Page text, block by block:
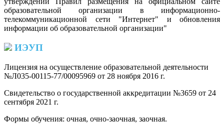
образовательной организации в информационно-
телекоммуникационной сети "Интернет" и обновления
информации об образовательной организации"
ИЭУП
Лицензия на осуществление образовательной деятельности
№Л035-00115-77/00095969 от 28 ноября 2016 г.
Свидетельство о государственной аккредитации №3659 от 24
сентября 2021 г.
Формы обучения: очная, очно-заочная, заочная.